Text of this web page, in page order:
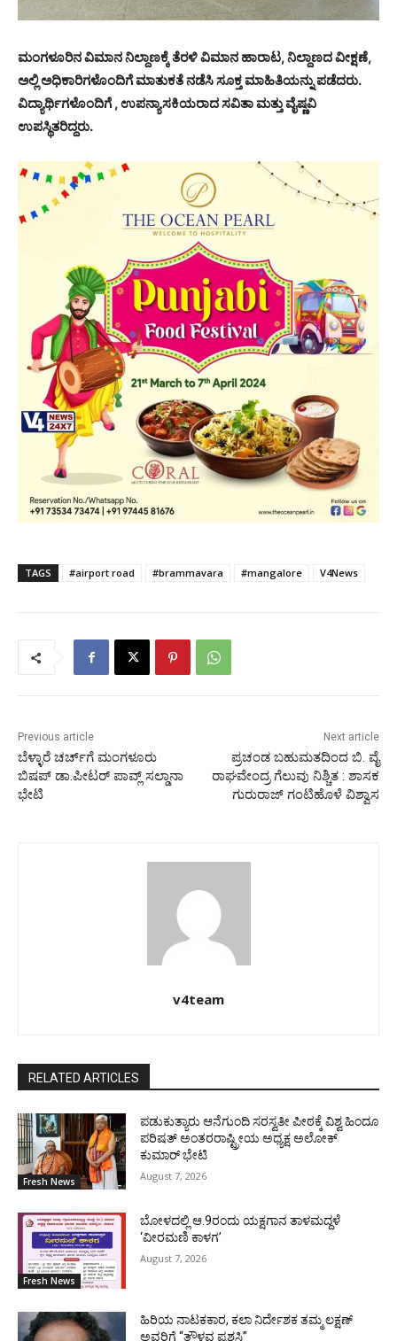
ಮಂಗಳೂರಿನ ವಿಮಾನ ನಿಲ್ದಾಣಕ್ಕೆ ತೆರಳಿ ವಿಮಾನ ಹಾರಾಟ, ನಿಲ್ದಾಣದ ವೀಕ್ಷಣೆ,
ಅಲ್ಲಿ ಅಧಿಕಾರಿಗಳೊಂದಿಗೆ ಮಾತುಕತೆ ನಡೆಸಿ ಸೂಕ್ತ ಮಾಹಿತಿಯನ್ನು ಪಡೆದರು.
ವಿದ್ಯಾರ್ಥಿಗಳೊಂದಿಗೆ , ಉಪನ್ಯಾಸಕಿಯರಾದ ಸವಿತಾ ಮತ್ತು ವೈಷ್ಣವಿ
ಉಪಸ್ಥಿತರಿದ್ದರು.
TAGS #airport road #brammavara #mangalore V4News
Previous article
ಬೆಳ್ಳಾರೆ ಚರ್ಚ್‌ಗೆ ಮಂಗಳೂರು
ಬಿಷಪ್ ಡಾ.ಪೀಟರ್ ಪಾವ್ಲ್ ಸಲ್ಡಾನಾ
ಭೇಟಿ
Next article
ಪ್ರಚಂಡ ಬಹುಮತದಿಂದ ಬಿ. ವೈ
ರಾಘವೇಂದ್ರ ಗೆಲುವು ನಿಶ್ಚಿತ : ಶಾಸಕ
ಗುರುರಾಜ್ ಗಂಟಿಹೊಳೆ ವಿಶ್ವಾಸ
v4team
RELATED ARTICLES
Fresh News
ಪಡುಕುತ್ಯಾರು ಆನೆಗುಂದಿ ಸರಸ್ವತೀ ಪೀಠಕ್ಕೆ ವಿಶ್ವ ಹಿಂದೂ
ಪರಿಷತ್ ಅಂತರರಾಷ್ಟ್ರೀಯ ಅಧ್ಯಕ್ಷ ಅಲೋಕ್
ಕುಮಾರ್ ಭೇಟಿ
August 7, 2026
Fresh News
ಬೋಳದಲ್ಲಿ ಆ.9ರಂದು ಯಕ್ಷಗಾನ ತಾಳಮದ್ದಳೆ
‘ವೀರಮಣಿ ಕಾಳಗ’
August 7, 2026
ಹಿರಿಯ ನಾಟಕಕಾರ, ಕಲಾ ನಿರ್ದೇಶಕ ತಮ್ಮ ಲಕ್ಷಣ್
ಅವರಿಗೆ “ತೌಳವ ಪ್ರಶಸ್ತಿ”